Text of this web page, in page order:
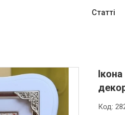
Статті
Код: